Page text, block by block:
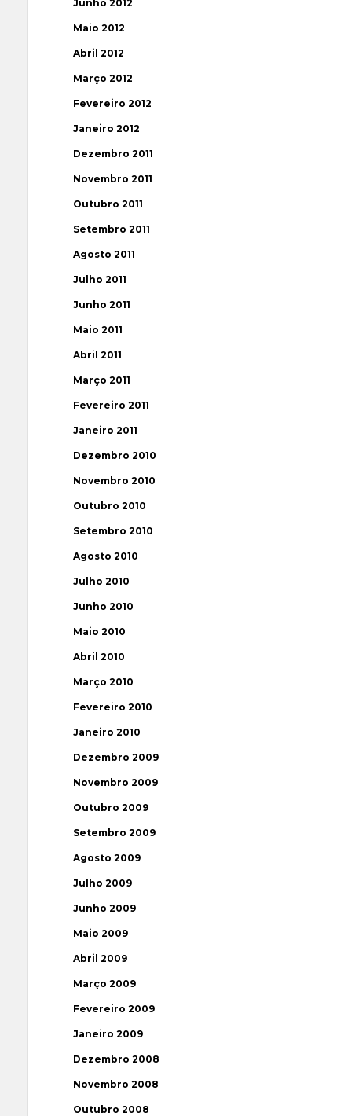
Junho 2012
Maio 2012
Abril 2012
Março 2012
Fevereiro 2012
Janeiro 2012
Dezembro 2011
Novembro 2011
Outubro 2011
Setembro 2011
Agosto 2011
Julho 2011
Junho 2011
Maio 2011
Abril 2011
Março 2011
Fevereiro 2011
Janeiro 2011
Dezembro 2010
Novembro 2010
Outubro 2010
Setembro 2010
Agosto 2010
Julho 2010
Junho 2010
Maio 2010
Abril 2010
Março 2010
Fevereiro 2010
Janeiro 2010
Dezembro 2009
Novembro 2009
Outubro 2009
Setembro 2009
Agosto 2009
Julho 2009
Junho 2009
Maio 2009
Abril 2009
Março 2009
Fevereiro 2009
Janeiro 2009
Dezembro 2008
Novembro 2008
Outubro 2008